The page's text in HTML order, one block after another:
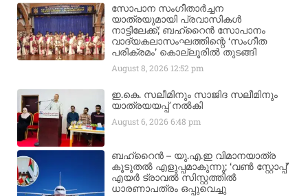
സോപാന സംഗീതാർച്ചന
യാത്രയുമായി പ്രവാസികൾ
നാട്ടിലേക്ക്; ബഹ്‌റൈൻ സോപാനം
വാദ്യകലാസംഘത്തിന്റെ ‘സംഗീത
പരിക്രമം’ കൊല്ലൂരിൽ തുടങ്ങി
August 8, 2026 12:52 pm
ഇ.കെ. സലീമിനും സാജിദ സലീമിനും
യാത്രയയപ്പ് നൽകി
August 6, 20266:48 pm
ബഹ്‌റൈൻ – യു.എ.ഇ വിമാനയാത്ര
കൂടുതൽ എളുപ്പമാകുന്നു; ‘വൺ സ്റ്റോപ്പ്’
എയർ ട്രാവൽ സിസ്റ്റത്തിൽ
ധാരണാപത്രം ഒപ്പുവെച്ചു